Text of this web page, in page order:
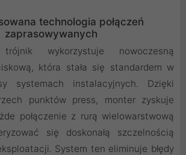
technologia połączeń
zaprasowywanych
trójnik wykorzystuje nowoczesną
która stała się standardem w
systemach instalacyjnych. Dzięki
punktów press, monter zyskuje
połączenie z rurą wielowarstwową
się doskonałą szczelnością
System ten eliminuje błędy